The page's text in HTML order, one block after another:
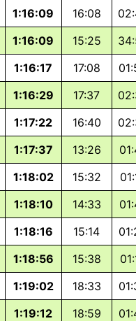
1:16:09 16:08
1:16:09 15:25
1:16:17 17:08
1:16:29 17:37
1:17:22 16:40
1:17:37 13:26
1:18:02 15:32
1:18:10 14:33
1:18:16 15:14
1:18:56 15:38
1:19:02 18:33
1:19:12 18:59